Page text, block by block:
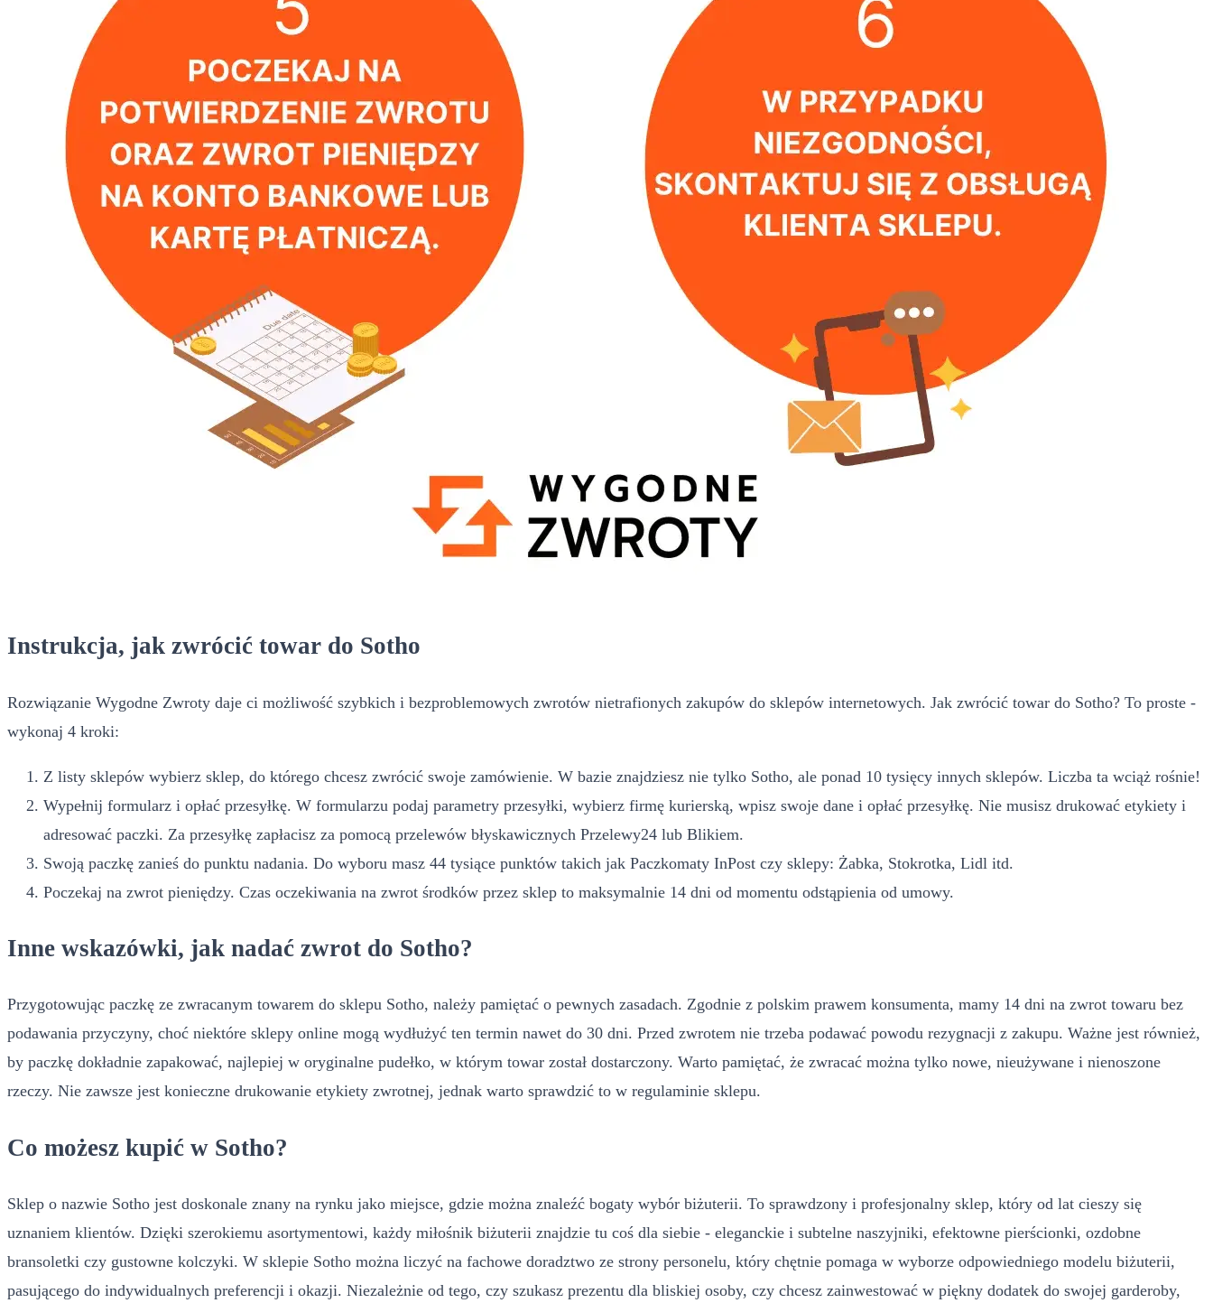
Instrukcja, jak zwrócić towar do Sotho
Rozwiązanie Wygodne Zwroty daje ci możliwość szybkich i bezproblemowych zwrotów nietrafionych zakupów do sklepów internetowych. Jak zwrócić towar do Sotho? To proste -
wykonaj 4 kroki:
Z listy sklepów wybierz sklep, do którego chcesz zwrócić swoje zamówienie. W bazie znajdziesz nie tylko Sotho, ale ponad 10 tysięcy innych sklepów. Liczba ta wciąż rośnie!
Wypełnij formularz i opłać przesyłkę. W formularzu podaj parametry przesyłki, wybierz firmę kurierską, wpisz swoje dane i opłać przesyłkę. Nie musisz drukować etykiety i
adresować paczki. Za przesyłkę zapłacisz za pomocą przelewów błyskawicznych Przelewy24 lub Blikiem.
Swoją paczkę zanieś do punktu nadania. Do wyboru masz 44 tysiące punktów takich jak Paczkomaty InPost czy sklepy: Żabka, Stokrotka, Lidl itd.
Poczekaj na zwrot pieniędzy. Czas oczekiwania na zwrot środków przez sklep to maksymalnie 14 dni od momentu odstąpienia od umowy.
Inne wskazówki, jak nadać zwrot do Sotho?
Przygotowując paczkę ze zwracanym towarem do sklepu Sotho, należy pamiętać o pewnych zasadach. Zgodnie z polskim prawem konsumenta, mamy 14 dni na zwrot towaru bez
podawania przyczyny, choć niektóre sklepy online mogą wydłużyć ten termin nawet do 30 dni. Przed zwrotem nie trzeba podawać powodu rezygnacji z zakupu. Ważne jest również,
by paczkę dokładnie zapakować, najlepiej w oryginalne pudełko, w którym towar został dostarczony. Warto pamiętać, że zwracać można tylko nowe, nieużywane i nienoszone
rzeczy. Nie zawsze jest konieczne drukowanie etykiety zwrotnej, jednak warto sprawdzić to w regulaminie sklepu.
Co możesz kupić w Sotho?
Sklep o nazwie Sotho jest doskonale znany na rynku jako miejsce, gdzie można znaleźć bogaty wybór biżuterii. To sprawdzony i profesjonalny sklep, który od lat cieszy się
uznaniem klientów. Dzięki szerokiemu asortymentowi, każdy miłośnik biżuterii znajdzie tu coś dla siebie - eleganckie i subtelne naszyjniki, efektowne pierścionki, ozdobne
bransoletki czy gustowne kolczyki. W sklepie Sotho można liczyć na fachowe doradztwo ze strony personelu, który chętnie pomaga w wyborze odpowiedniego modelu biżuterii,
pasującego do indywidualnych preferencji i okazji. Niezależnie od tego, czy szukasz prezentu dla bliskiej osoby, czy chcesz zainwestować w piękny dodatek do swojej garderoby,